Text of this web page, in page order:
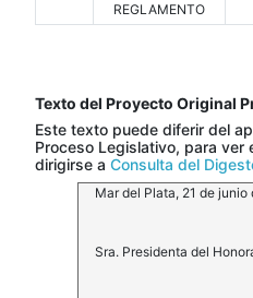
REGLAMENTO
Texto del Proyecto Original
Este texto puede diferir del
Proceso Legislativo, para
dirigirse a Consulta del
Mar del Plata, 21 de junio
Sra. Presidenta del